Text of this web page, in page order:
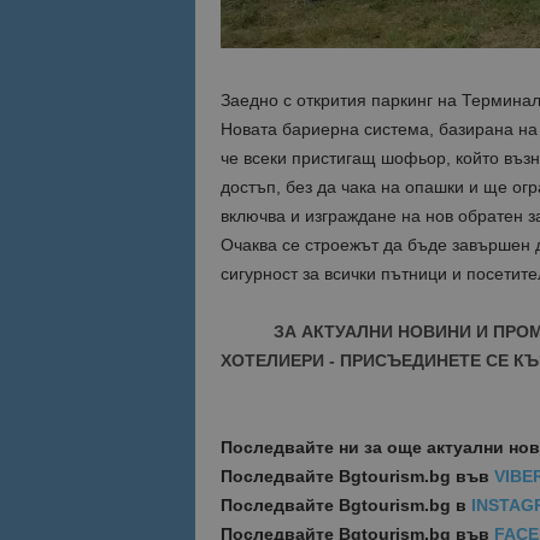
Заедно с открития паркинг на
Новата бариерна система, базирана
че всеки пристигащ шофьор, който
достъп, без да чака на опашки и ще
включва и изграждане на нов обратен
Очаква се строежът да бъде завършен
сигурност за всички пътници и
ЗА АКТУАЛНИ НОВИНИ И
ХОТЕЛИЕРИ - ПРИСЪЕДИНЕТЕ СЕ
Последвайте ни за още актуални
Последвайте Bgtourism.bg във
Последвайте Bgtourism.bg в
Последвайте Bgtourism.bg във
is_visitor_unique
is_unique
_ga_FK650GXHRZ
Име